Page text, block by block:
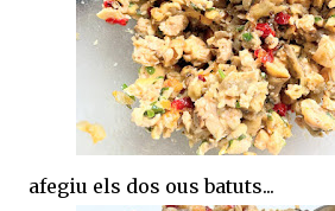
afegiu els dos ous batuts...